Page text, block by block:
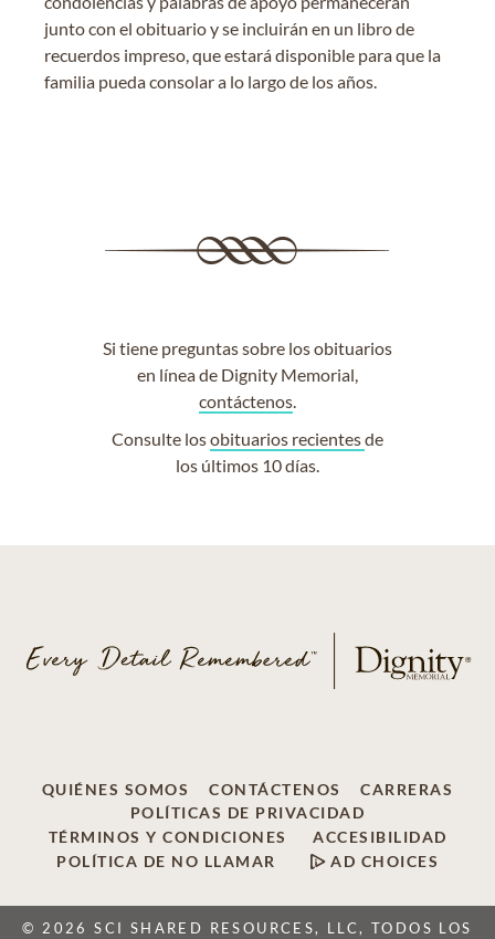
junto con el obituario y se incluirán en un libro de
recuerdos impreso, que estará disponible para que la
familia pueda consolar a lo largo de los años.
Si tiene preguntas sobre los obituarios
en línea de Dignity Memorial,
contáctenos.
Consulte losobituarios recientesde
los últimos 10 días.
QUIÉNES SOMOS CONTÁCTENOS
CARRERAS
POLÍTICAS DE PRIVACIDAD
TÉRMINOS Y CONDICIONES
ACCESIBILIDAD
POLÍTICA DE NO LLAMAR
AD CHOICES
© 2026 SCI SHARED RESOURCES, LLC, TODOS LOS